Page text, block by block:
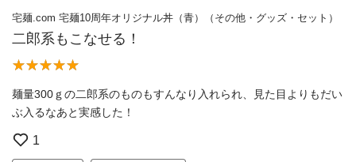
宅麺.com 宅麺10周年オリジナル丼（青）（その他・グッズ・セット）
二郎系もこなせる！
麺量300ｇの二郎系のものもすんなり入れられ、見た目よりもだい
ぶ入るなあと実感した！
1